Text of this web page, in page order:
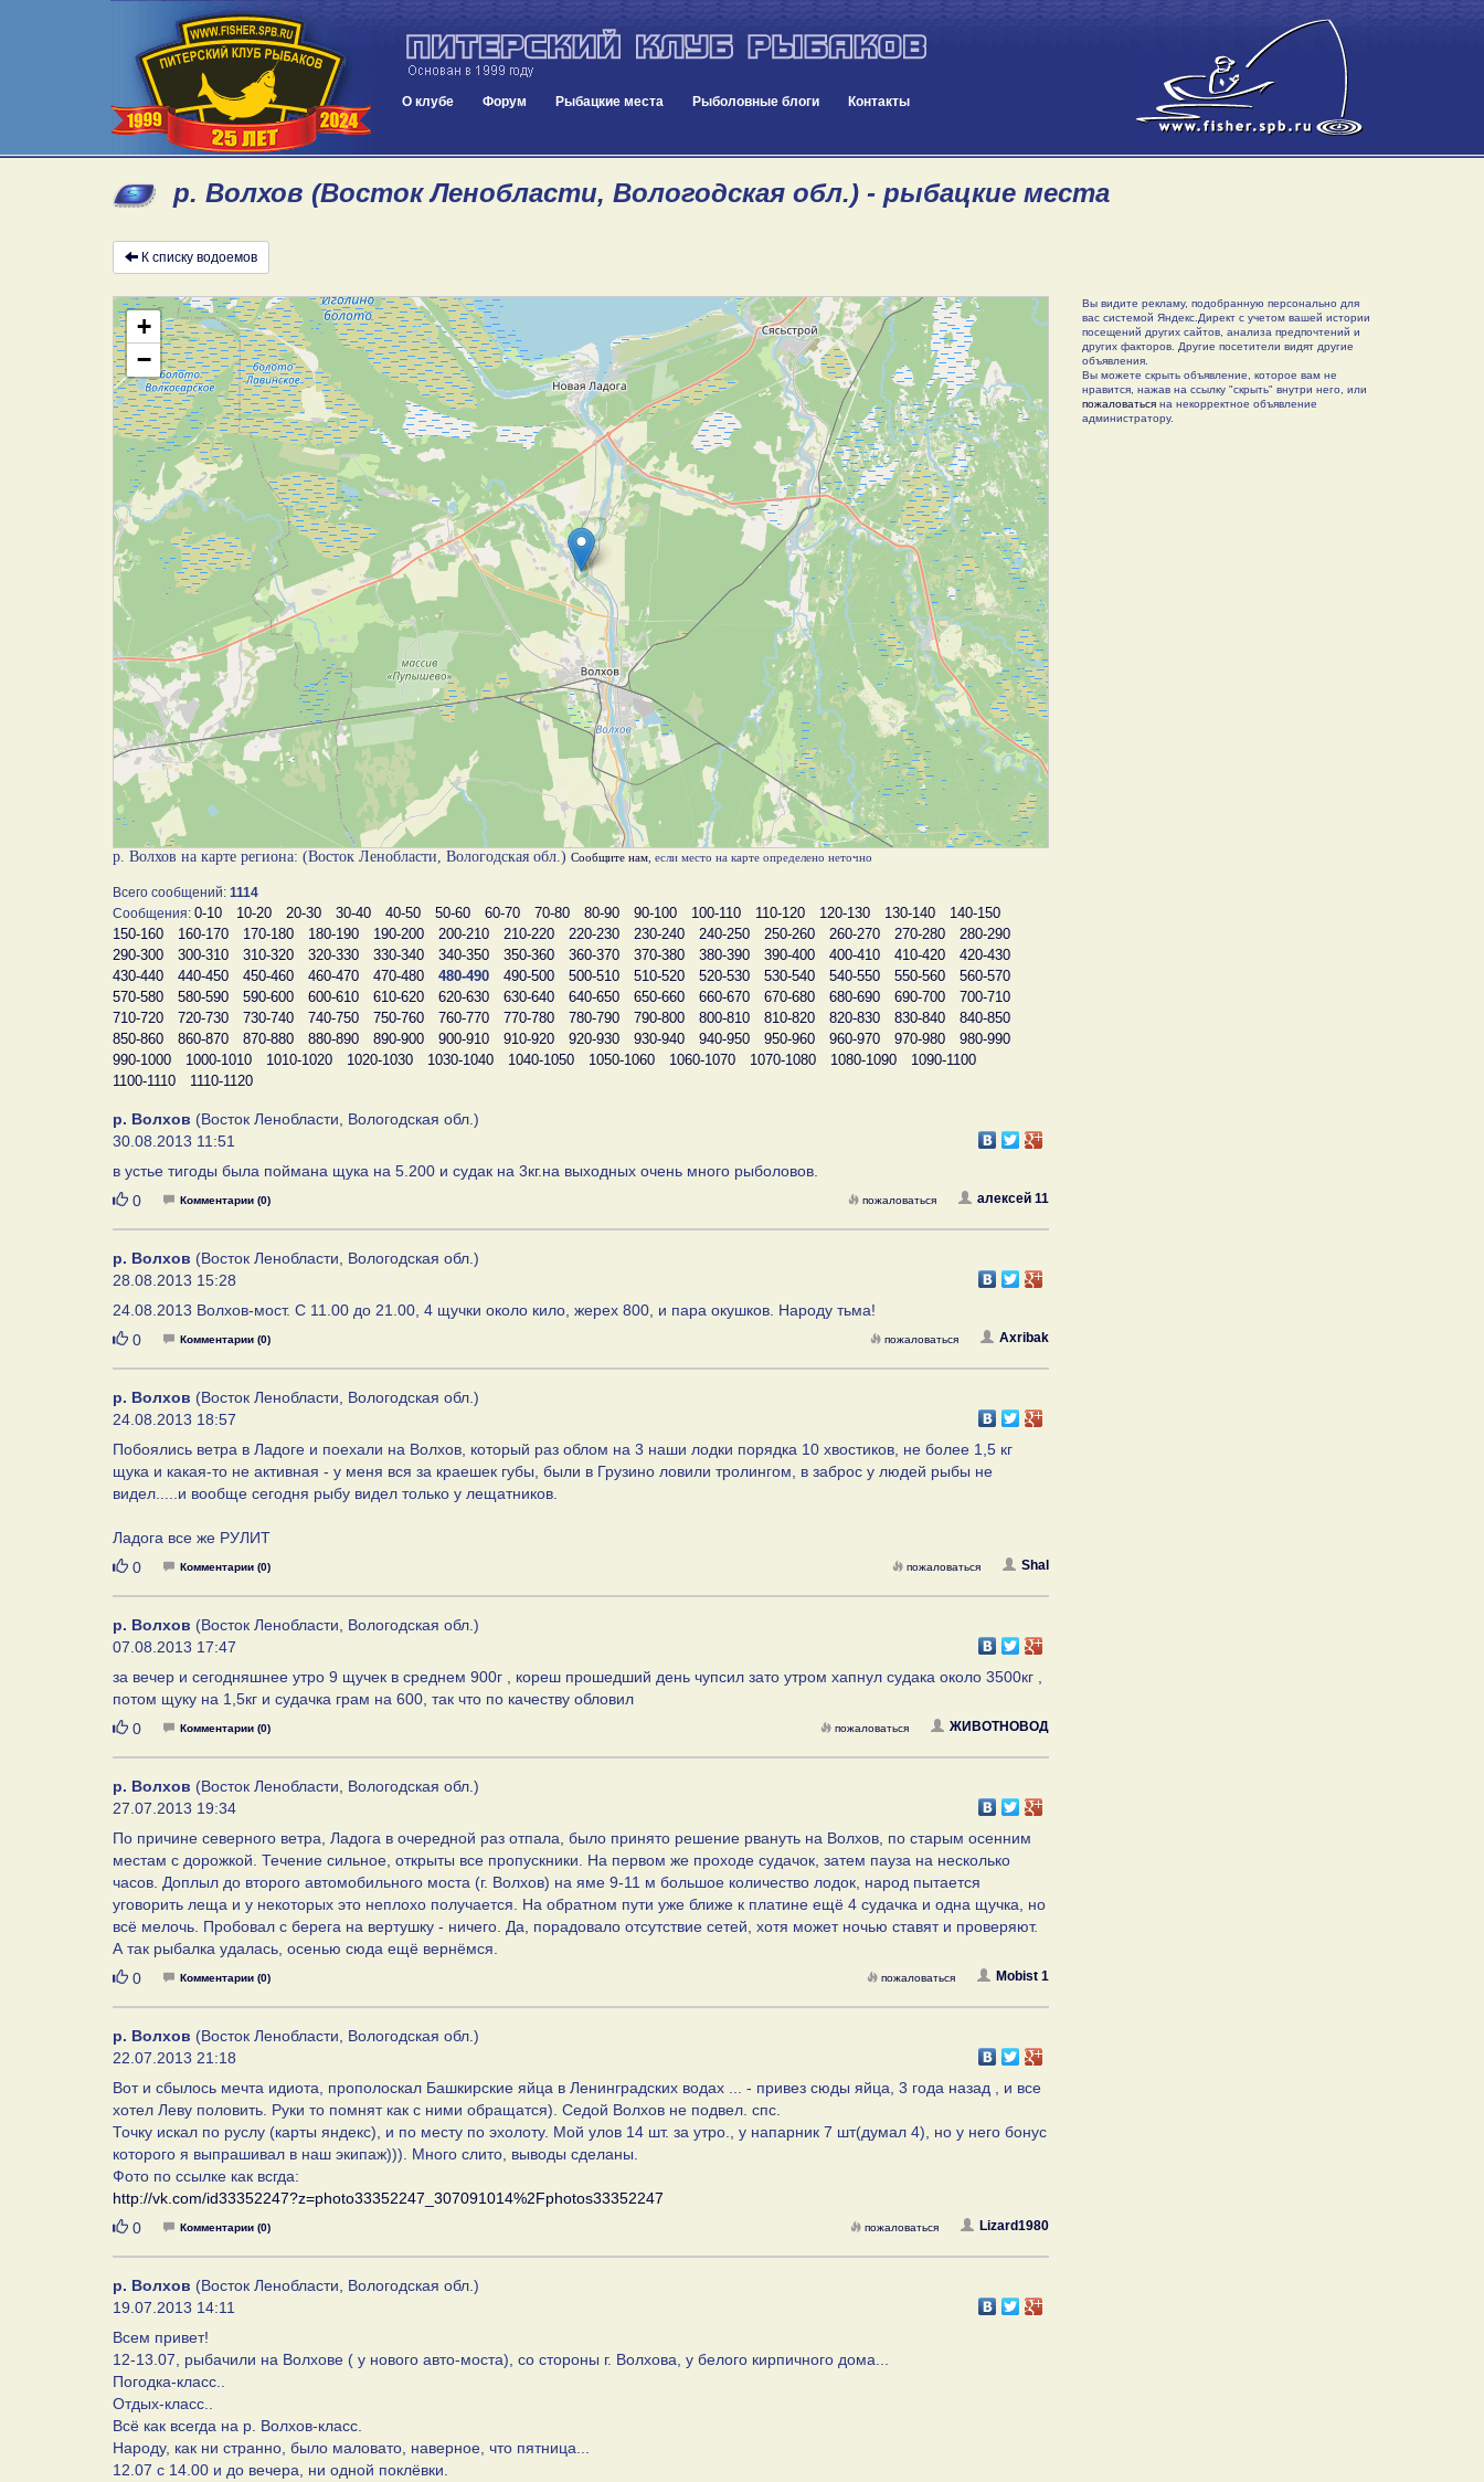
О клубе Форум Рыбацкие места Рыболовные блоги Контакты
р. Волхов (Восток Ленобласти, Вологодская обл.) - рыбацкие места
К списку водоемов
+
−
р. Волхов на карте региона: (Восток Ленобласти, Вологодская обл.) Сообщите нам , если место на карте определено неточно
Всего сообщений: 1114
Сообщения: 0-10 10-20 20-30 30-40 40-50 50-60 60-70 70-80 80-90 90-100 100-110 110-120 120-130 130-140
140-150
150-160
160-170 170-180 180-190 190-200 200-210 210-220 220-230 230-240 240-250 250-260 260-270 270-280
280-290
290-300
300-310 310-320 320-330 330-340 340-350 350-360 360-370 370-380 380-390 390-400 400-410 410-420
420-430
430-440
440-450 450-460 460-470 470-480 480-490 490-500 500-510 510-520 520-530 530-540 540-550 550-560
560-570
570-580
580-590 590-600 600-610 610-620 620-630 630-640 640-650 650-660 660-670 670-680 680-690 690-700
700-710
710-720
720-730 730-740 740-750 750-760 760-770 770-780 780-790 790-800 800-810 810-820 820-830 830-840
840-850
850-860
860-870 870-880 880-890 890-900 900-910 910-920 920-930 930-940 940-950 950-960 960-970 970-980
980-990
990-1000
1000-1010 1010-1020 1020-1030 1030-1040 1040-1050 1050-1060 1060-1070 1070-1080 1080-1090
1090-1100
1100-1110
1110-1120
р. Волхов (Восток Ленобласти, Вологодская обл.)
30.08.2013 11:51
в устье тигоды была поймана щука на 5.200 и судак на 3кг.на выходных очень много рыболовов.
Нравится
0 Комментарии (0) алексей 11
пожаловаться
р. Волхов (Восток Ленобласти, Вологодская обл.)
28.08.2013 15:28
24.08.2013 Волхов-мост. С 11.00 до 21.00, 4 щучки около кило, жерех 800, и пара окушков. Народу тьма!
Нравится
0 Комментарии (0) Axribak
пожаловаться
р. Волхов (Восток Ленобласти, Вологодская обл.)
24.08.2013 18:57
Побоялись ветра в Ладоге и поехали на Волхов, который раз облом на 3 наши лодки порядка 10 хвостиков, не более 1,5 кг
щука и какая-то не активная - у меня вся за краешек губы, были в Грузино ловили тролингом, в заброс у людей рыбы не
видел.....и вообще сегодня рыбу видел только у лещатников.
Ладога все же РУЛИТ
Нравится
0 Комментарии (0) Shal
пожаловаться
р. Волхов (Восток Ленобласти, Вологодская обл.)
07.08.2013 17:47
за вечер и сегодняшнее утро 9 щучек в среднем 900г , кореш прошедший день чупсил зато утром хапнул судака около 3500кг ,
потом щуку на 1,5кг и судачка грам на 600, так что по качеству обловил
Нравится
0 Комментарии (0) ЖИВОТНОВОД
пожаловаться
р. Волхов (Восток Ленобласти, Вологодская обл.)
27.07.2013 19:34
По причине северного ветра, Ладога в очередной раз отпала, было принято решение рвануть на Волхов, по старым осенним
местам с дорожкой. Течение сильное, открыты все пропускники. На первом же проходе судачок, затем пауза на несколько
часов. Доплыл до второго автомобильного моста (г. Волхов) на яме 9-11 м большое количество лодок, народ пытается
уговорить леща и у некоторых это неплохо получается. На обратном пути уже ближе к платине ещё 4 судачка и одна щучка, но
всё мелочь. Пробовал с берега на вертушку - ничего. Да, порадовало отсутствие сетей, хотя может ночью ставят и проверяют.
А так рыбалка удалась, осенью сюда ещё вернёмся.
Нравится
0 Комментарии (0) Mobist 1
пожаловаться
р. Волхов (Восток Ленобласти, Вологодская обл.)
22.07.2013 21:18
Вот и сбылось мечта идиота, прополоскал Башкирские яйца в Ленинградских водах ... - привез сюды яйца, 3 года назад , и все
хотел Леву половить. Руки то помнят как с ними обращатся). Седой Волхов не подвел. спс.
Точку искал по руслу (карты яндекс), и по месту по эхолоту. Мой улов 14 шт. за утро., у напарник 7 шт(думал 4), но у него бонус
которого я выпрашивал в наш экипаж))). Много слито, выводы сделаны.
Фото по ссылке как всгда:
http://vk.com/id33352247?z=photo33352247_307091014%2Fphotos33352247
Нравится
0 Комментарии (0) Lizard1980
пожаловаться
р. Волхов (Восток Ленобласти, Вологодская обл.)
19.07.2013 14:11
Всем привет!
12-13.07, рыбачили на Волхове ( у нового авто-моста), со стороны г. Волхова, у белого кирпичного дома...
Погодка-класс..
Отдых-класс..
Всё как всегда на р. Волхов-класс.
Народу, как ни странно, было маловато, наверное, что пятница...
12.07 с 14.00 и до вечера, ни одной поклёвки.
Вы видите рекламу, подобранную персонально для
вас системой Яндекс.Директ с учетом вашей истории
посещений других сайтов, анализа предпочтений и
других факторов. Другие посетители видят другие
объявления.
Вы можете скрыть объявление, которое вам не
нравится, нажав на ссылку "скрыть" внутри него, или
пожаловатьсяна некорректное объявление
администратору.